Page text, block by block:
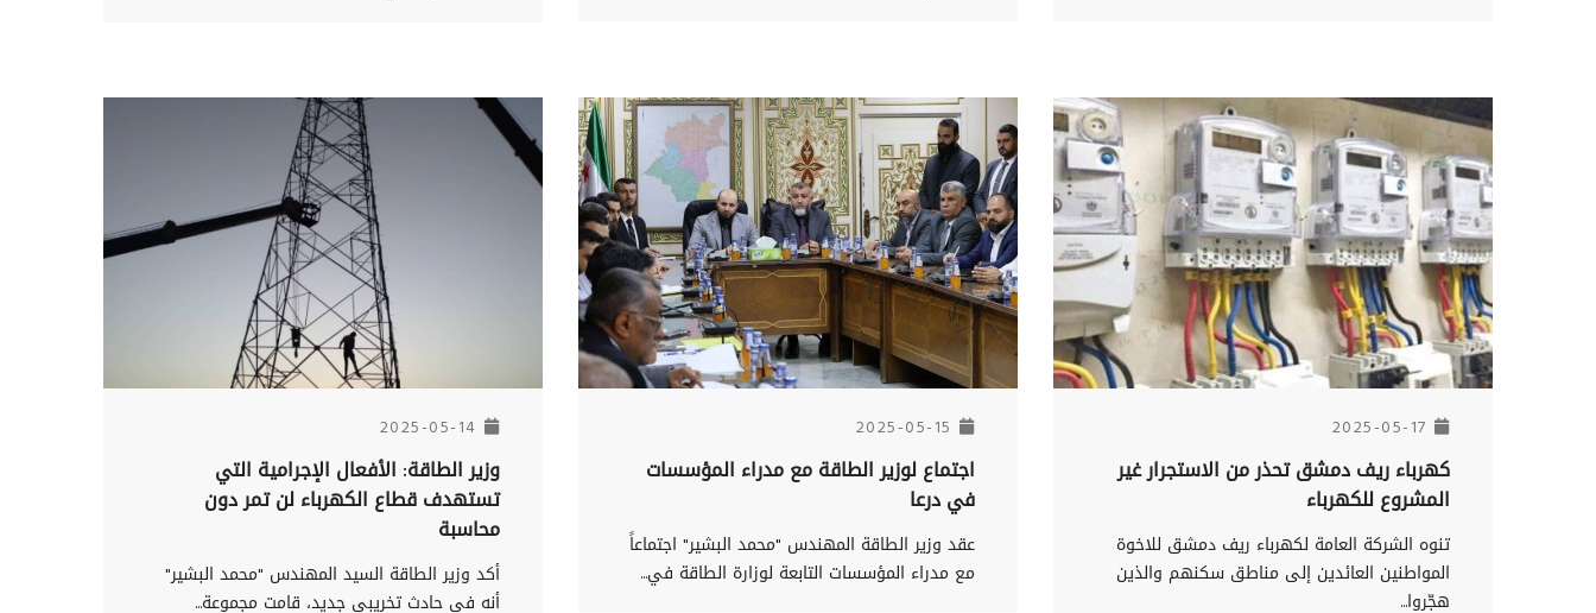
2025-05-17
كهرباء ريف دمشق تحذر من الاستجرار غير
المشروع للكهرباء
تنوه الشركة العامة لكهرباء ريف دمشق للاخوة
المواطنين العائدين إلى مناطق سكنهم والذين
هجّروا...
2025-05-15
اجتماع لوزير الطاقة مع مدراء المؤسسات
في درعا
عقد وزير الطاقة المهندس "محمد البشير" اجتماعاً
مع مدراء المؤسسات التابعة لوزارة الطاقة في...
2025-05-14
وزير الطاقة: الأفعال الإجرامية التي
تستهدف قطاع الكهرباء لن تمر دون
محاسبة
أكد وزير الطاقة السيد المهندس "محمد البشير"
أنه في حادث تخريبي جديد، قامت مجموعة...